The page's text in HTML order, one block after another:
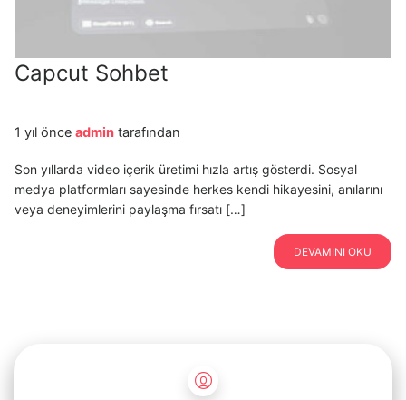
Capcut Sohbet
1 yıl önce admin tarafından
Son yıllarda video içerik üretimi hızla artış gösterdi. Sosyal
medya platformları sayesinde herkes kendi hikayesini, anılarını
veya deneyimlerini paylaşma fırsatı […]
DEVAMINI OKU